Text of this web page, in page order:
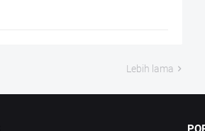
Lebih lama